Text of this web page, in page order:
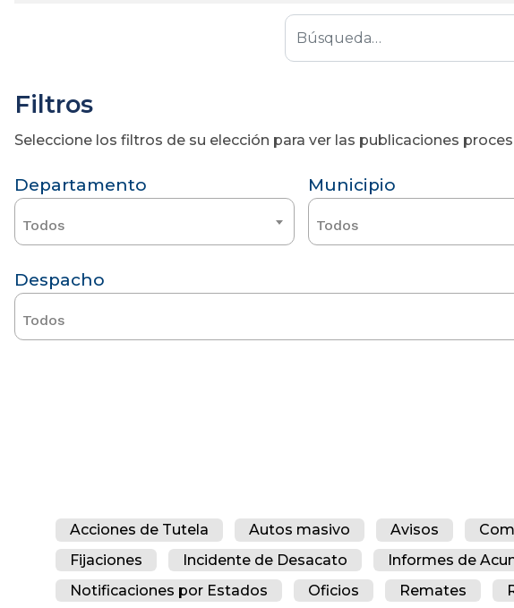
Filtros
Seleccione los filtros de su elección para ver las publicaciones
Departamento
Todos
Municipio
Todos
Despacho
Todos
Acciones de Tutela Autos masivo Avisos
Fijaciones
Incidente de Desacato Informes de
Notificaciones por Estados
Oficios Remates